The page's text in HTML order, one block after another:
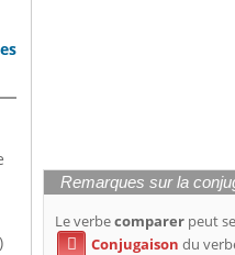
Remarques sur la
Le verbecomparer peut
 Conjugaison du